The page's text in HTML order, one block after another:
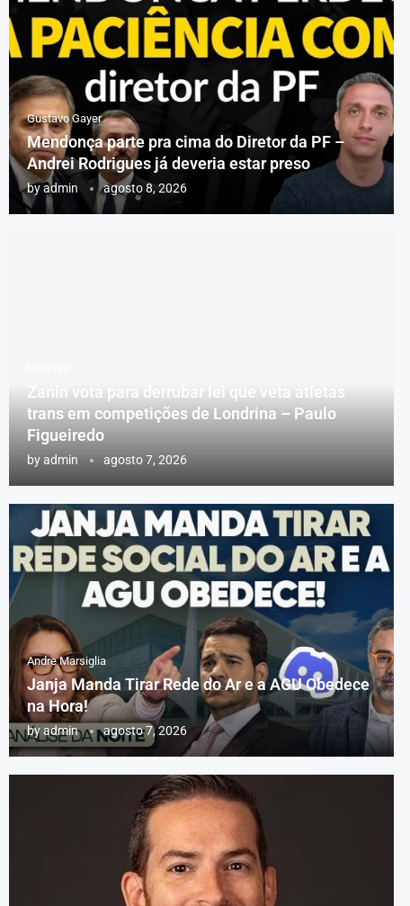
Gustavo Gayer
Mendonça parte pra cima do Diretor da PF –
Andrei Rodrigues já deveria estar preso
byadmin agosto 8, 2026
Zanin vota para derrubar lei que veta atletas
trans em competições de Londrina – Paulo
Figueiredo
byadmin agosto 7, 2026
Andre Marsiglia
Janja Manda Tirar Rede do Ar e a AGU Obedece
na Hora!
byadmin agosto 7, 2026